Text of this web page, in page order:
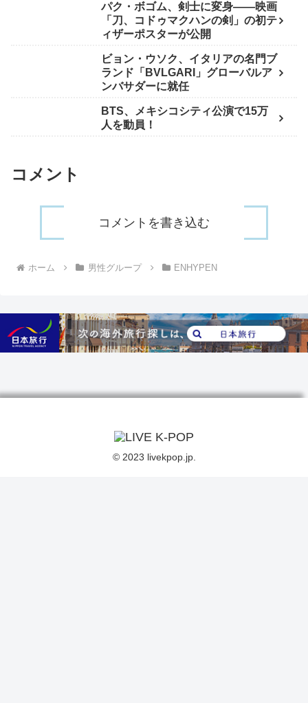
パク・ボゴム、剣士に変身——映画
「刀、コドゥマクハンの剣」の初テ
ィザーポスターが公開
ビョン・ウソク、イタリアの名門ブ
ランド「BVLGARI」グローバルア
ンバサダーに就任
BTS、メキシコシティ公演で15万
人を動員！
コメント
コメントを書き込む
ホーム 男性グループ ENHYPEN
© 2023 livekpop.jp.